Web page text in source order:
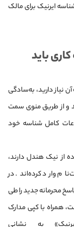
ایرنیک برای مالک
باید
نیاز دارید، به‌سادگی
و از طریق منوی سمت
کامل شناسه خود
از نیک هندل دارند،
وارد کرده‌اند. در
محرمانه جدید را طی
همراه با کپی مدارک
به نشانی